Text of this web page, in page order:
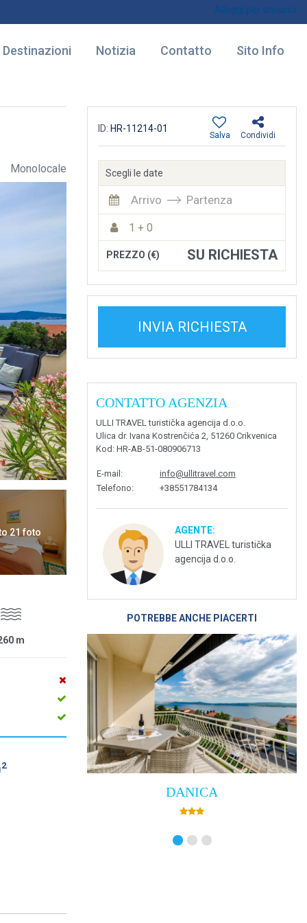
Alloggi per annunci
Destinazioni Notizia Contatto Sito Info
Monolocale
21 foto
m
2
ID: HR-11214-01
Condividi
Salva
Scegli le date
Arrivo Partenza
1 + 0
PREZZO (€) SU RICHIESTA
INVIA RICHIESTA
CONTATTO AGENZIA
ULLI TRAVEL turistička agencija d.o.o.
Ulica dr. Ivana Kostrenčića 2, 51260 Crikvenica
Kod : HR-AB-51-080906713
E-mail :
info@ullitravel.com
Telefono: +38551784134
AGENTE:
ULLI TRAVEL turistička
agencija d.o.o.
POTREBBE ANCHE PIACERTI
DANICA